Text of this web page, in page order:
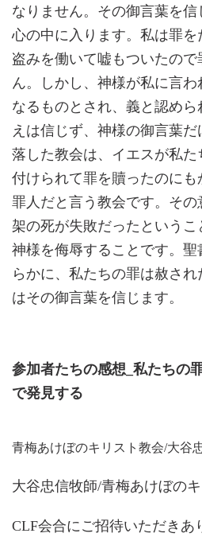
なりません。その御言葉を
心の中に入ります。私は罪を
盗みを働いて嘘もついたの
ん。しかし、神様が私に言
なるものとされ、義と認め
えは信じず、神様の御言葉
落した教会は、イエスが私
付けられて罪を贖ったのに
罪人だと言う教会です。そ
架の死が失敗だったという
神様を侮辱することです。聖
らかに、私たちの罪は赦さ
はその御言葉を信じます。
参加者たちの感想_私たちの
で発見する
青梅あけぼのキリスト教会/大谷
大谷忠信牧師/青梅あけぼの
CLF会合にご招待いただきあ